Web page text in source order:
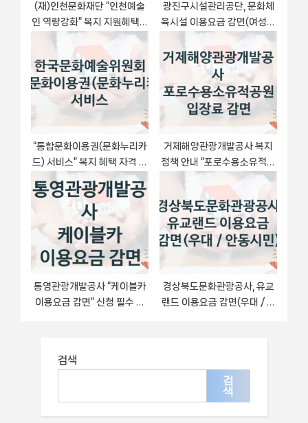
(재)인천문화재단 “인천예술
인 역량강화” 복지 지원혜택 –
신청 조건과 자격 조건
광진구시설관리공단, 문화체
육시설 이용요금 감면(여성보
건) 지원 정책정리, 신청 구비
서류와 일정
“통합문화이용권(문화누리카
드) 서비스” 복지 혜택 자격 심
사 및 접수 일정 – 한국문화예
술위원회 지원 정책
거제해양관광개발공사 복지
정책 안내 “포로수용소유적공
원 입장료 감면” – 접수 일정
및 지원 내용
통영관광개발공사 “케이블카
이용요금 감면” 신청 필수 정
경상북도문화관광공사, 유교
랜드 이용요금 감면(우대 / 안
검색
검
색